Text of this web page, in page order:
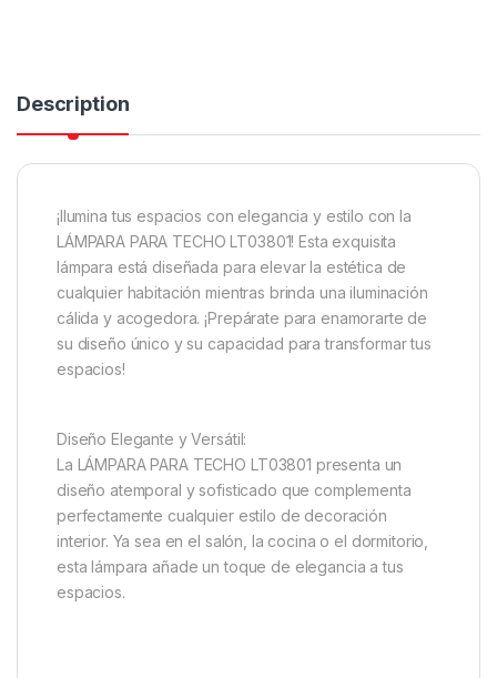
Description
¡Ilumina tus espacios con elegancia y estilo con la
LÁMPARA PARA TECHO LT03801! Esta exquisita
lámpara está diseñada para elevar la estética de
cualquier habitación mientras brinda una iluminación
cálida y acogedora. ¡Prepárate para enamorarte de
su diseño único y su capacidad para transformar tus
espacios!
Diseño Elegante y Versátil:
La LÁMPARA PARA TECHO LT03801 presenta un
diseño atemporal y sofisticado que complementa
perfectamente cualquier estilo de decoración
interior. Ya sea en el salón, la cocina o el dormitorio,
esta lámpara añade un toque de elegancia a tus
espacios.